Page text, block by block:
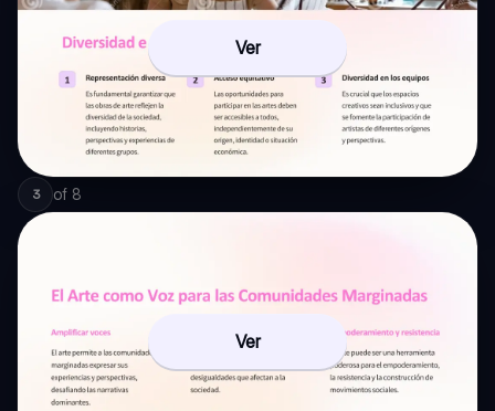
Ver
3 of 8
Ver